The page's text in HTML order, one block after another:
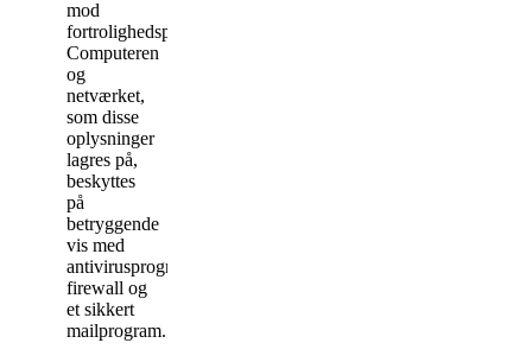
mod
fortrolighedspligt/tavshedspligt).
Computeren
og
netværket,
som disse
oplysninger
lagres på,
beskyttes
på
betryggende
vis med
antivirusprogram,
firewall og
et sikkert
mailprogram.